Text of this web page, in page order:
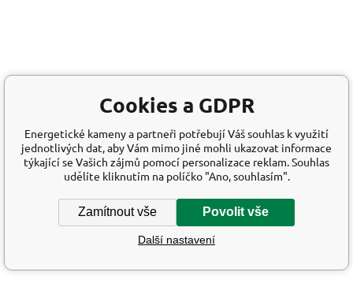
Cookies a GDPR
Energetické kameny a partneři potřebují Váš souhlas k využití
jednotlivých dat, aby Vám mimo jiné mohli ukazovat informace
týkající se Vašich zájmů pomocí personalizace reklam. Souhlas
udělíte kliknutím na políčko "Ano, souhlasím".
Zamítnout vše Povolit vše
Další nastavení